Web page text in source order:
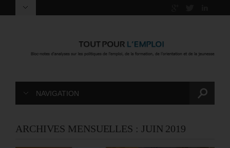
NAVIGATION
ARCHIVES MENSUELLES : JUIN 2019